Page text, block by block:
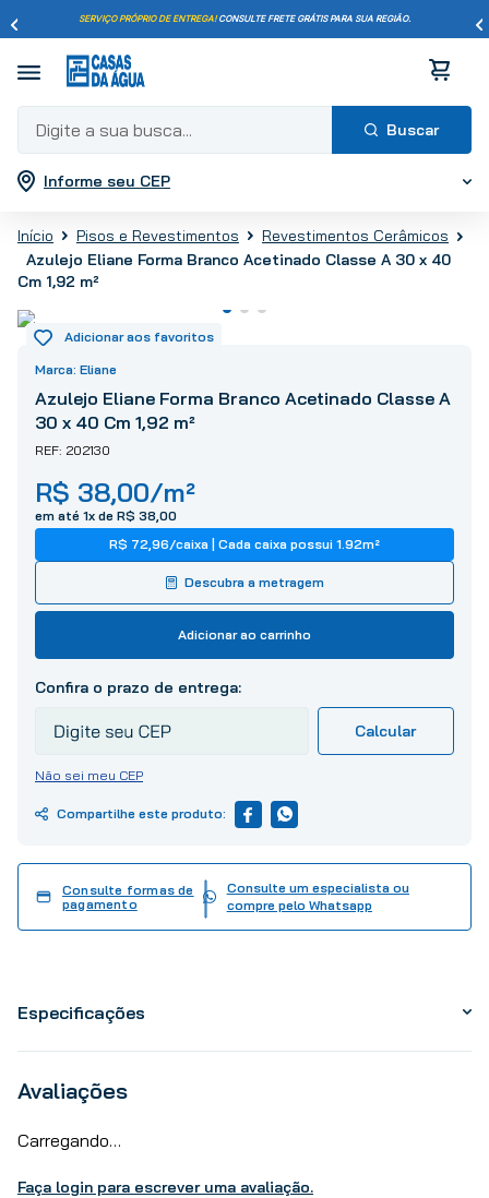
SERVIÇO PRÓPRIO DE ENTREGA!CONSULTE FRETE GRÁTIS PARA SUA REGIÃO.
Digite a sua busca...
Informe seu CEP
Pisos e Revestimentos
Revestimentos Cerâmicos
Azulejo Eliane Forma Branco Acetinado Classe A 30 x 40
Cm 1,92 m²
Eliane
Azulejo Eliane Forma Branco Acetinado Classe A
30 x 40 Cm 1,92 m²
202130
R$ 38,00/m²
em até 1x de R$ 38 00
R$ 72,96/caixa | Cada caixa possui 1.92m²
Descubra a metragem
Adicionar ao carrinho
Não sei meu CEP
Consulte formas de
pagamento
Consulte um especialista ou
compre pelo Whatsapp
Especificações
Avaliações
Carregando…
Faça login para escrever uma avaliação.
Termos mais buscados
2º
porcelanato
3º
piso
5
º
vaso sanitário
6º
torneira
7º
chuveiro
8 º
cimento
10º tinta